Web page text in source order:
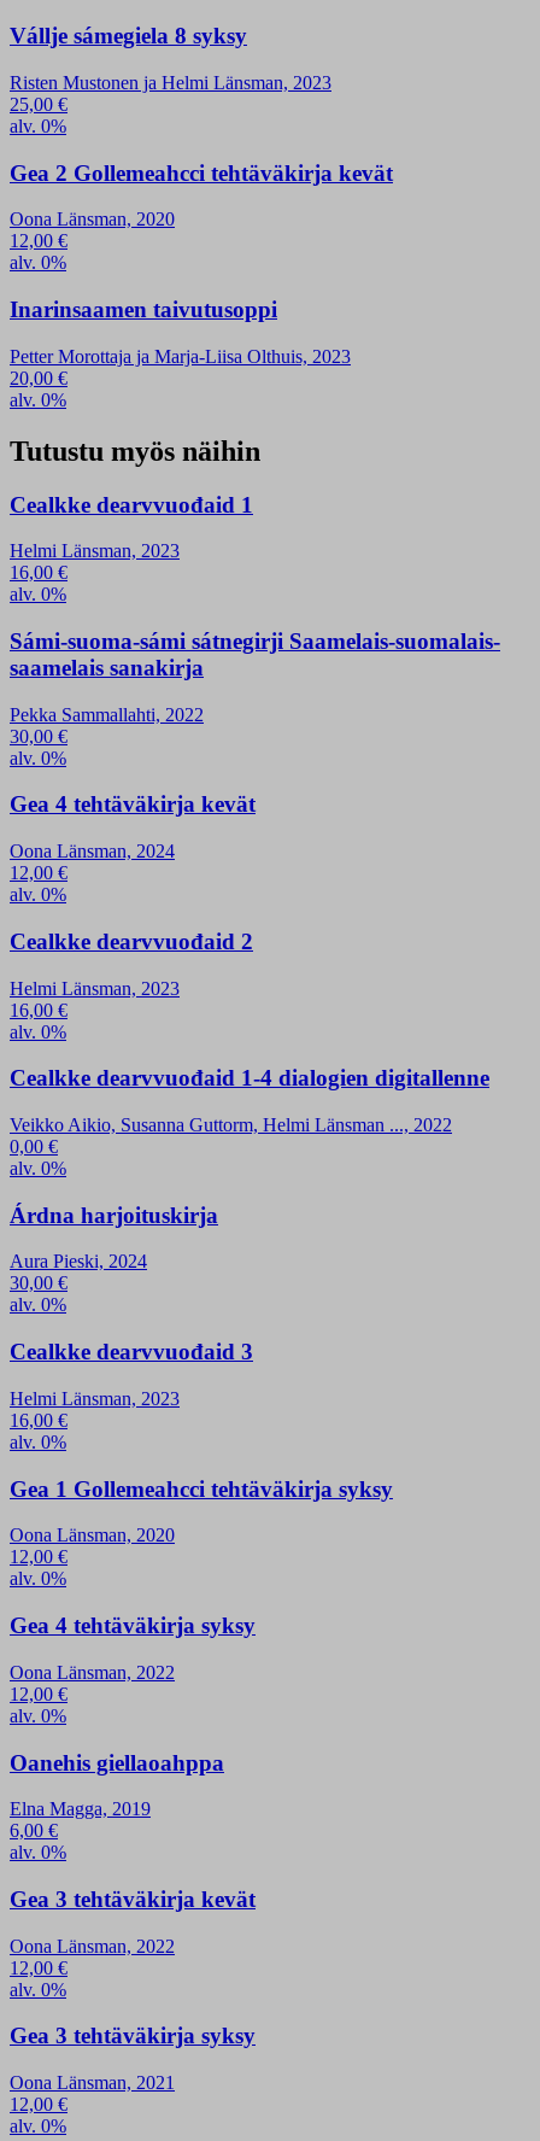
Vállje sámegiela 8 syksy
Risten Mustonen ja Helmi Länsman, 2023
25,00 €
alv. 0%
Gea 2 Gollemeahcci tehtäväkirja kevät
Oona Länsman, 2020
12,00 €
alv. 0%
Inarinsaamen taivutusoppi
Petter Morottaja ja Marja-Liisa Olthuis, 2023
20,00 €
alv. 0%
Tutustu myös näihin
Cealkke dearvvuođaid 1
Helmi Länsman, 2023
16,00 €
alv. 0%
Sámi-suoma-sámi sátnegirji Saamelais-suomalais-
saamelais sanakirja
Pekka Sammallahti, 2022
30,00 €
alv. 0%
Gea 4 tehtäväkirja kevät
Oona Länsman, 2024
12,00 €
alv. 0%
Cealkke dearvvuođaid 2
Helmi Länsman, 2023
16,00 €
alv. 0%
Cealkke dearvvuođaid 1-4 dialogien digitallenne
Veikko Aikio, Susanna Guttorm, Helmi Länsman ..., 2022
0,00 €
alv. 0%
Árdna harjoituskirja
Aura Pieski, 2024
30,00 €
alv. 0%
Cealkke dearvvuođaid 3
Helmi Länsman, 2023
16,00 €
alv. 0%
Gea 1 Gollemeahcci tehtäväkirja syksy
Oona Länsman, 2020
12,00 €
alv. 0%
Gea 4 tehtäväkirja syksy
Oona Länsman, 2022
12,00 €
alv. 0%
Oanehis giellaoahppa
Elna Magga, 2019
6,00 €
alv. 0%
Gea 3 tehtäväkirja kevät
Oona Länsman, 2022
12,00 €
alv. 0%
Gea 3 tehtäväkirja syksy
Oona Länsman, 2021
12,00 €
alv. 0%